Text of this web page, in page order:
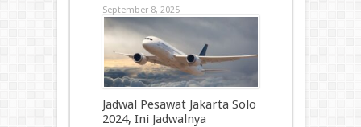
September 8, 2025
Jadwal Pesawat Jakarta Solo
2024, Ini Jadwalnya